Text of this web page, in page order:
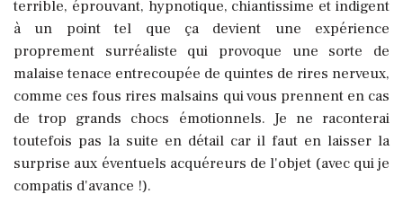
terrible, éprouvant, hypnotique, chiantissime et indigent
à un point tel que ça devient une expérience
proprement surréaliste qui provoque une sorte de
malaise tenace entrecoupée de quintes de rires nerveux,
comme ces fous rires malsains qui vous prennent en cas
de trop grands chocs émotionnels. Je ne raconterai
toutefois pas la suite en détail car il faut en laisser la
surprise aux éventuels acquéreurs de l'objet (avec qui je
compatis d'avance !).